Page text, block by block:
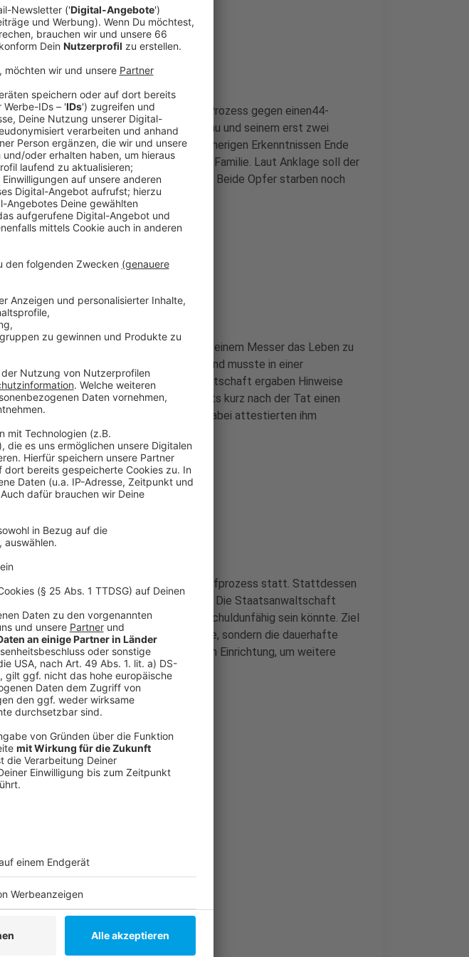
beginnt heute (27. April 2026) der Prozess gegen einen44-
sich für das Tötungsdelikt an seiner Ehefrau und seinem erst zwei
Die Tat ereignete sich nach bisherigen Erkenntnissen Ende
Jahres in der gemeinsamen Wohnung der Familie. Laut Anklage soll der
mit einem Küchenbeil angegriffen haben. Beide Opfer starben noch
Verletzungen.
versucht haben, sich selbst mit einem Messer das Leben zu
Suizidversuch jedoch schwer verletzt und musste in einer
Die Ermittlungen der Staatsanwaltschaft ergaben Hinweise
Erkrankung des Mannes. Da er bereits kurz nach der Tat einen
wurde er psychiatrisch untersucht. Dabei attestierten ihm
zum Tatzeitpunkt.
Psychose findet kein normaler Strafprozess statt. Stattdessen
Sicherungsverfahren eingeleitet. Die Staatsanwaltschaft
44-Jährige aufgrund seiner Erkrankung schuldunfähig sein könnte. Ziel
nicht eine herkömmliche Gefängnisstrafe, sondern die dauerhafte
in einer geschlossenen psychiatrischen Einrichtung, um weitere
auszuschließen.
zum Thema:
Vergewaltigung